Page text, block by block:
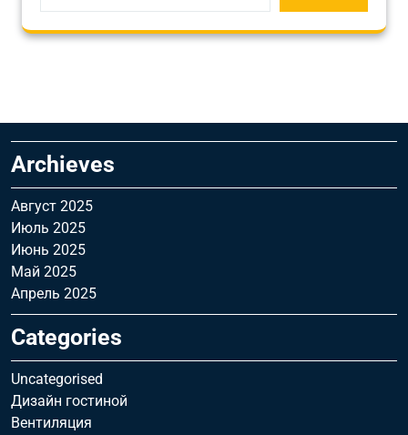
Archieves
Август 2025
Июль 2025
Июнь 2025
Май 2025
Апрель 2025
Categories
Uncategorised
Дизайн гостиной
Вентиляция